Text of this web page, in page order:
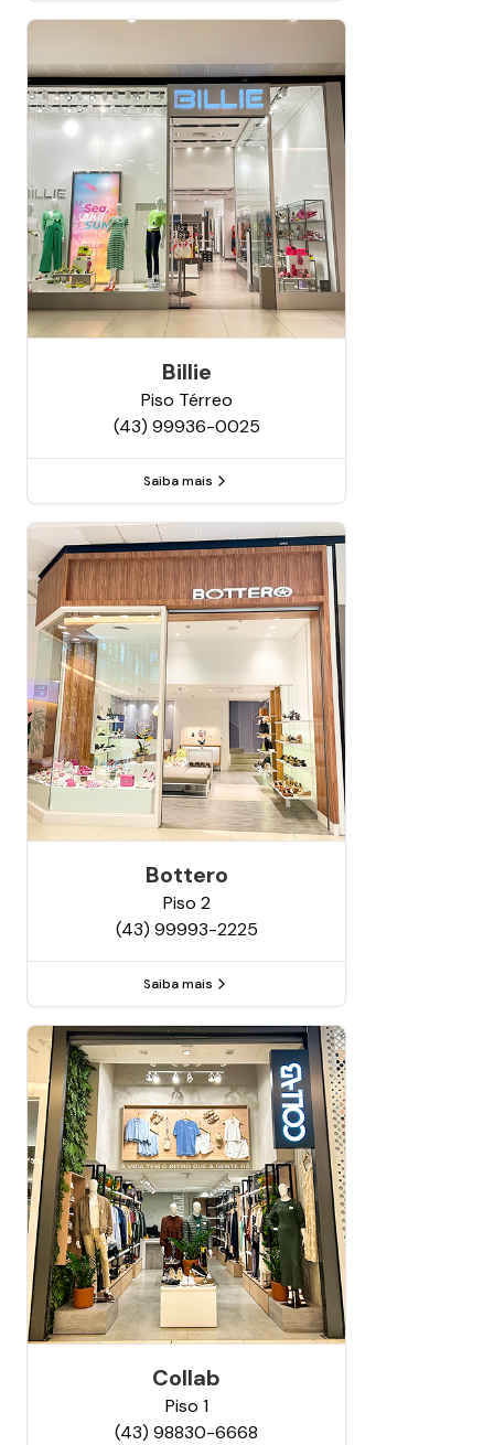
Billie
Piso Térreo
(43) 99936-0025
Saiba mais
Bottero
Piso 2
(43) 99993-2225
Saiba mais
Collab
Piso 1
(43) 98830-6668